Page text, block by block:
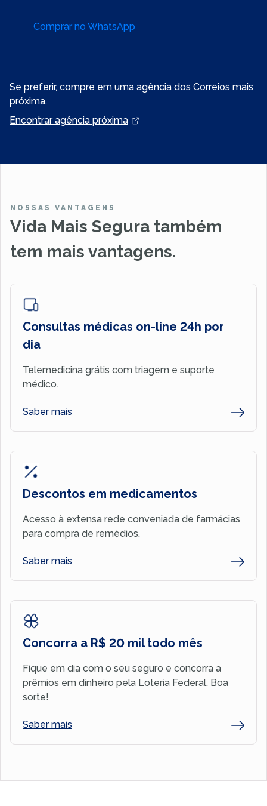
Comprar no WhatsApp
Se preferir, compre em uma agência dos Correios mais
próxima.
Encontrar agência próxima
NOSSAS VANTAGENS
Vida Mais Segura também
tem mais vantagens.
Consultas médicas on-line 24h por
dia
Telemedicina grátis com triagem e suporte
médico.
Saber mais
Descontos em medicamentos
Acesso à extensa rede conveniada de farmácias
para compra de remédios.
Saber mais
Concorra a R$ 20 mil todo mês
Fique em dia com o seu seguro e concorra a
prêmios em dinheiro pela Loteria Federal. Boa
sorte!
Saber mais